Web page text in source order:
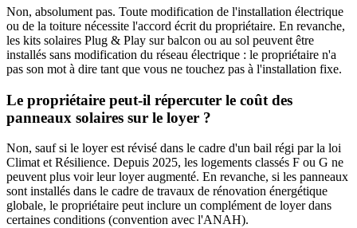
Non, absolument pas. Toute modification de l'installation électrique
ou de la toiture nécessite l'accord écrit du propriétaire. En revanche,
les kits solaires Plug & Play sur balcon ou au sol peuvent être
installés sans modification du réseau électrique : le propriétaire n'a
pas son mot à dire tant que vous ne touchez pas à l'installation fixe.
Le propriétaire peut-il répercuter le coût des
panneaux solaires sur le loyer ?
Non, sauf si le loyer est révisé dans le cadre d'un bail régi par la loi
Climat et Résilience. Depuis 2025, les logements classés F ou G ne
peuvent plus voir leur loyer augmenté. En revanche, si les panneaux
sont installés dans le cadre de travaux de rénovation énergétique
globale, le propriétaire peut inclure un complément de loyer dans
certaines conditions (convention avec l'ANAH).